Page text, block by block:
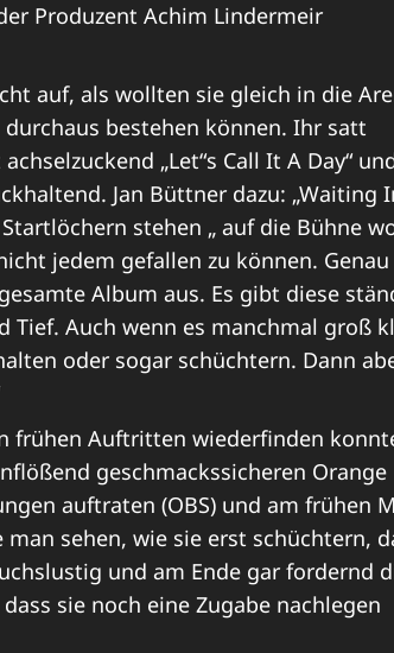
Produzent Achim Lindermeir
auf, als wollten sie gleich in die
bestehen können. Ihr satt
„Let“s Call It A Day“
Jan Büttner dazu: „Waiting
stehen „ auf die Bühne
jedem gefallen zu können.
Album aus. Es gibt diese
Tief. Auch wenn es manchmal groß
oder sogar schüchtern. Dann
frühen Auftritten wiederfinden
geschmackssicheren Orange
auftraten (OBS) und am frühen
sehen, wie sie erst schüchtern,
und am Ende gar fordernd
sie noch eine Zugabe nachlegen